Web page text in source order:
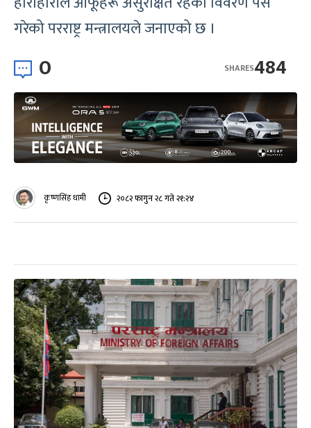
गरेको परराष्ट्र मन्त्रालयले जनाएको छ ।
0 484
SHARES
कृष्णसिंह धामी २०८२ फागुन २८ गते २१:२४